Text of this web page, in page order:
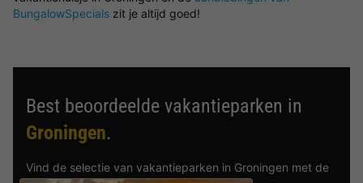
BungalowSpecials zit je altijd goed!
Best beoordeelde vakantieparken in
Groningen.
Vind de selectie van vakantieparken in Groningen met de